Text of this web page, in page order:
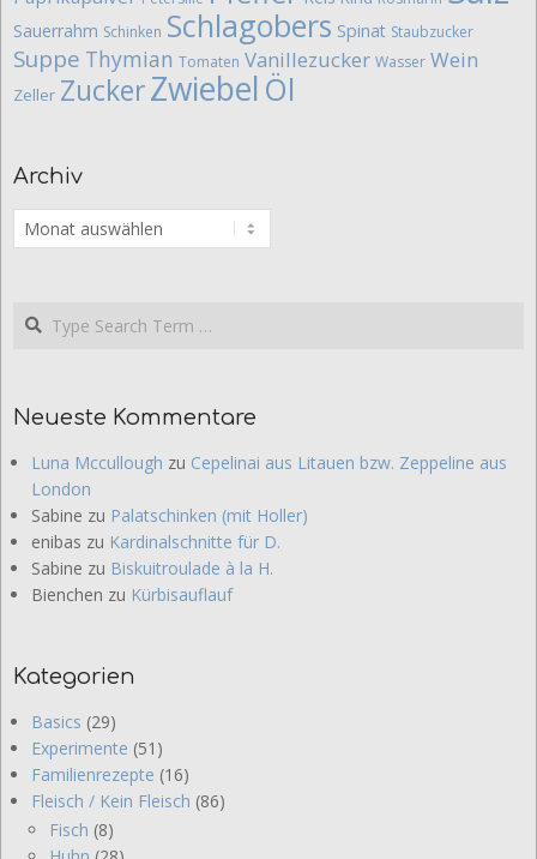
Sauerrahm Schinken Schlagobers Spinat Staubzucker
Suppe Thymian Tomaten Vanillezucker Wasser Wein
Zeller ZuckerZwiebel Öl
Archiv
Archiv
Search
Neueste Kommentare
Luna Mccullough zu Cepelinai aus Litauen bzw. Zeppeline aus
London
Sabine zu Palatschinken (mit Holler)
enibas zu Kardinalschnitte für D.
Sabine zu Biskuitroulade à la H.
Bienchen zu Kürbisauflauf
Kategorien
Basics (29)
Experimente (51)
Familienrezepte (16)
Fleisch / Kein Fleisch (86)
Fisch (8)